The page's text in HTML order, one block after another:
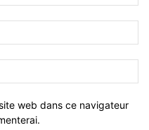
web dans ce navigateur